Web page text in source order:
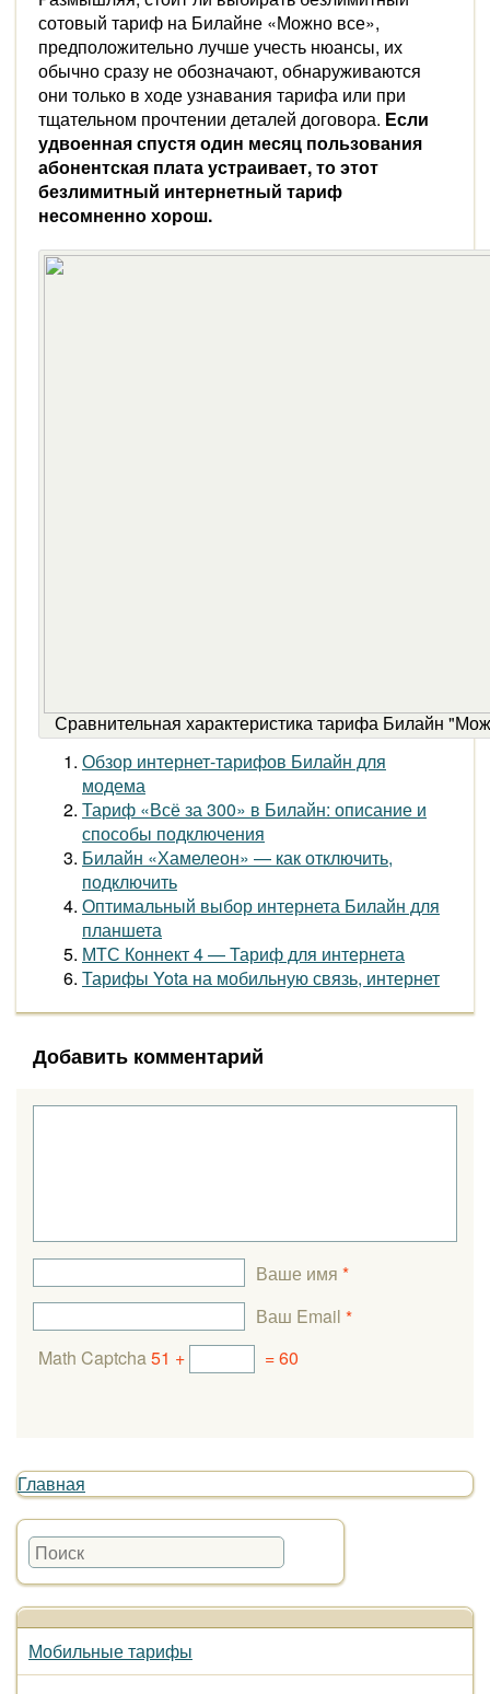
сотовый тариф на Билайне «Можно все»,
предположительно лучше учесть нюансы, их
обычно сразу не обозначают, обнаруживаются
они только в ходе узнавания тарифа или при
тщательном прочтении деталей договора. Если
удвоенная спустя один месяц пользования
абонентская плата устраивает, то этот
безлимитный интернетный тариф
несомненно хорош.
Сравнительная характеристика тарифа Билайн
Обзор интернет-тарифов Билайн для
модема
Тариф «Всё за 300» в Билайн: описание и
способы подключения
Билайн «Хамелеон» — как отключить,
подключить
Оптимальный выбор интернета Билайн для
планшета
МТС Коннект 4 — Тариф для интернета
Тарифы Yota на мобильную связь, интернет
Добавить комментарий
Ваше имя *
Ваш Email *
Math Captcha51 + = 60
Главная
Мобильные тарифы